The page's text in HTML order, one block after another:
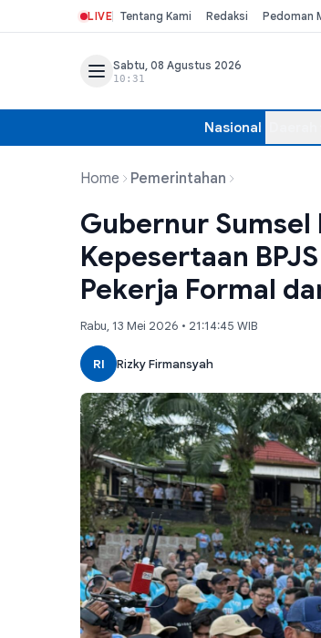
LIVE Tentang Kami Redaksi Pedoman
Sabtu, 08 Agustus 2026
10:31
Nasional
Home Pemerintahan
Gubernur Sumsel
Kepesertaan
Pekerja Formal
Rabu, 13 Mei 2026 • 21:14:45 WIB
RI Rizky Firmansyah